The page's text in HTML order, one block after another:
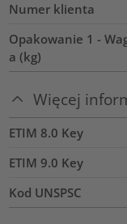
Numer klienta
Opakowanie 1 -
a (kg)
Więcej
ETIM 8.0 Key
ETIM 9.0 Key
Kod UNSPSC